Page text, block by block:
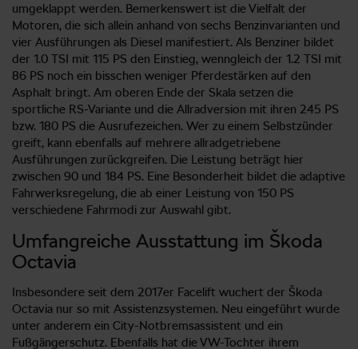
umgeklappt werden. Bemerkenswert ist die Vielfalt der
Motoren, die sich allein anhand von sechs Benzinvarianten und
vier Ausführungen als Diesel manifestiert. Als Benziner bildet
der 1.0 TSI mit 115 PS den Einstieg, wenngleich der 1.2 TSI mit
86 PS noch ein bisschen weniger Pferdestärken auf den
Asphalt bringt. Am oberen Ende der Skala setzen die
sportliche RS-Variante und die Allradversion mit ihren 245 PS
bzw. 180 PS die Ausrufezeichen. Wer zu einem Selbstzünder
greift, kann ebenfalls auf mehrere allradgetriebene
Ausführungen zurückgreifen. Die Leistung beträgt hier
zwischen 90 und 184 PS. Eine Besonderheit bildet die adaptive
Fahrwerksregelung, die ab einer Leistung von 150 PS
verschiedene Fahrmodi zur Auswahl gibt.
Umfangreiche Ausstattung im Škoda
Octavia
Insbesondere seit dem 2017er Facelift wuchert der Škoda
Octavia nur so mit Assistenzsystemen. Neu eingeführt wurde
unter anderem ein City-Notbremsassistent und ein
Fußgängerschutz. Ebenfalls hat die VW-Tochter ihrem